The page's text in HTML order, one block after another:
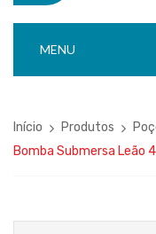
MENU
Início Produtos
Bomba Submersa Leão